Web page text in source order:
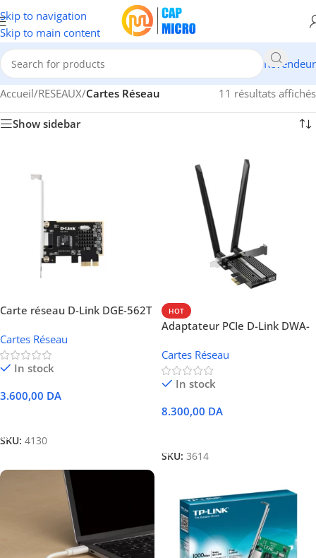
Skip to navigation
Skip to main content
Revendeur
Accueil/RESEAUX/Cartes Réseau 11 résultats affichés
Show sidebar
Carte réseau D-Link DGE-562T
Cartes Réseau
In stock
3.600,00 DA
SKU: 4130
HOT
Adaptateur PCIe D-Link DWA-
5.2
Cartes Réseau
In stock
8.300,00 DA
SKU: 3614